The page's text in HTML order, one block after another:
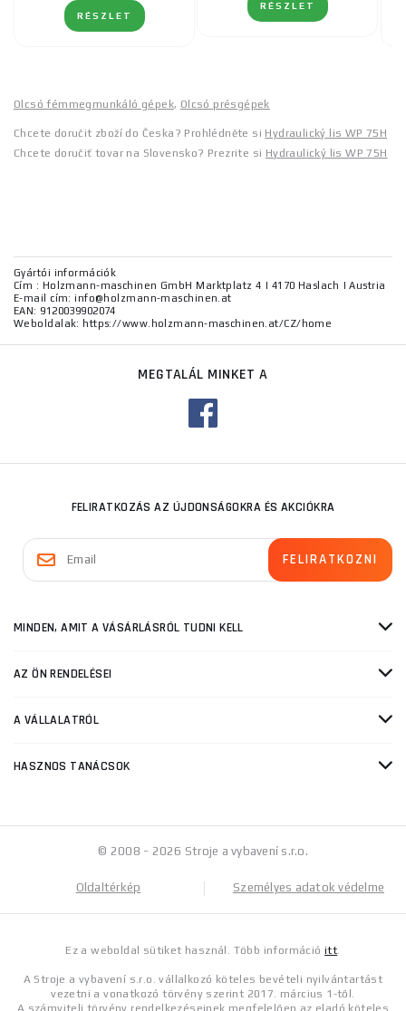
RÉSZLET
RÉSZLET
Olcsó fémmegmunkáló gépek, Olcsó présgépek
Chcete doručit zboží do Česka? Prohlédněte si Hydraulický lis WP 75H
Chcete doručiť tovar na Slovensko? Prezrite si Hydraulický lis WP 75H
Gyártói információk
Cím : Holzmann-maschinen GmbH Marktplatz 4 | 4170 Haslach | Austria
E-mail cím: info@holzmann-maschinen.at
EAN: 9120039902074
Weboldalak: https://www.holzmann-maschinen.at/CZ/home
MEGTALÁL MINKET A
FELIRATKOZÁS AZ ÚJDONSÁGOKRA ÉS AKCIÓKRA
MINDEN, AMIT A VÁSÁRLÁSRÓL TUDNI KELL
AZ ÖN RENDELÉSEI
A VÁLLALATRÓL
HASZNOS TANÁCSOK
© 2008 - 2026 Stroje a vybavení s.r.o.
Oldaltérkép Személyes adatok védelme
Ez a weboldal sütiket használ. Több információitt.
A Stroje a vybavení s.r.o. vállalkozó köteles bevételi nyilvántartást
vezetni a vonatkozó törvény szerint 2017. március 1-től.